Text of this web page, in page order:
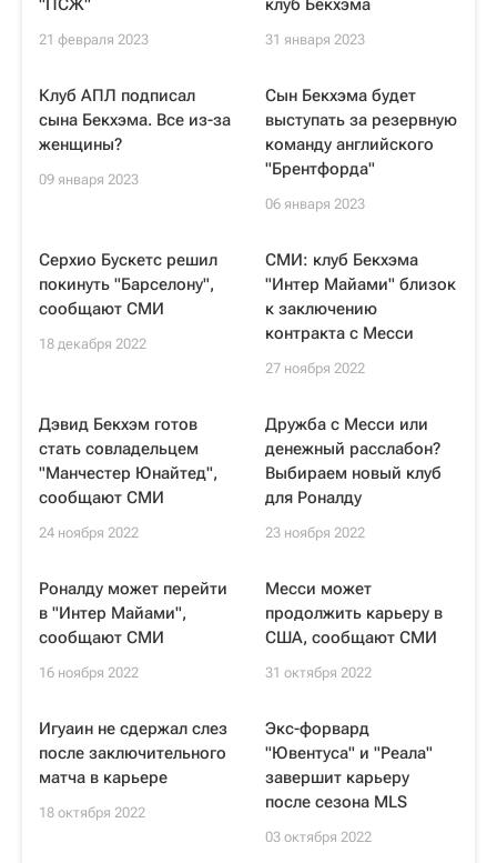
"ПСЖ"
21 февраля 2023
клуб Бекхэма
31 января 2023
Клуб АПЛ подписал
сына Бекхэма. Все из-за
женщины?
09 января 2023
Сын Бекхэма будет
выступать за резервную
команду английского
"Брентфорда"
06 января 2023
Серхио Бускетс решил
покинуть "Барселону",
сообщают СМИ
18 декабря 2022
СМИ: клуб Бекхэма
"Интер Майами" близок
к заключению
контракта с Месси
27 ноября 2022
Дэвид Бекхэм готов
стать совладельцем
"Манчестер Юнайтед",
сообщают СМИ
24 ноября 2022
Дружба с Месси или
денежный расслабон?
Выбираем новый клуб
для Роналду
23 ноября 2022
Роналду может перейти
в "Интер Майами",
сообщают СМИ
16 ноября 2022
Месси может
продолжить карьеру в
США, сообщают СМИ
31 октября 2022
Игуаин не сдержал слез
после заключительного
матча в карьере
18 октября 2022
Экс-форвард
"Ювентуса" и "Реала"
завершит карьеру
поcле сезона MLS
03 октября 2022